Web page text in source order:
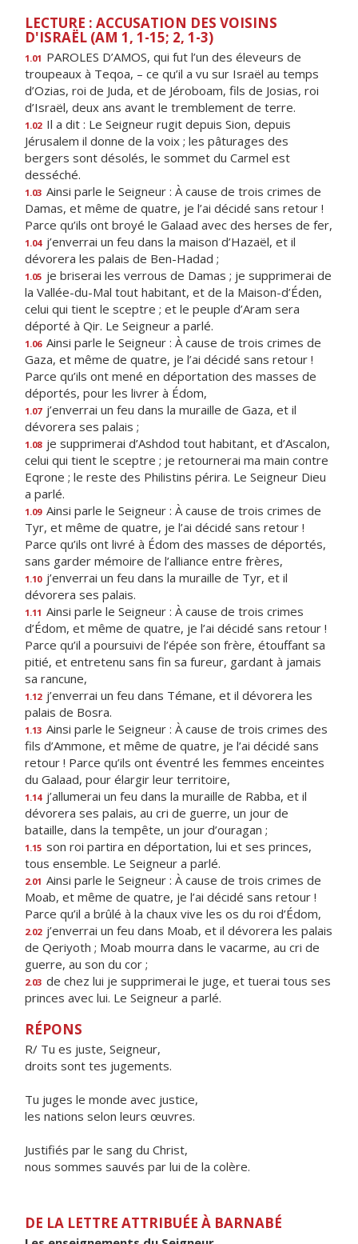
LECTURE : ACCUSATION DES VOISINS
D'ISRAËL (AM 1, 1-15; 2, 1-3)
1.01 PAROLES D’AMOS, qui fut l’un des éleveurs de
troupeaux à Teqoa, – ce qu’il a vu sur Israël au temps
d’Ozias, roi de Juda, et de Jéroboam, fils de Josias, roi
d’Israël, deux ans avant le tremblement de terre.
1.02 Il a dit : Le Seigneur rugit depuis Sion, depuis
Jérusalem il donne de la voix ; les pâturages des
bergers sont désolés, le sommet du Carmel est
desséché.
1.03 Ainsi parle le Seigneur : À cause de trois crimes de
Damas, et même de quatre, je l’ai décidé sans retour !
Parce qu’ils ont broyé le Galaad avec des herses de fer,
1.04 j’enverrai un feu dans la maison d’Hazaël, et il
dévorera les palais de Ben-Hadad ;
1.05 je briserai les verrous de Damas ; je supprimerai de
la Vallée-du-Mal tout habitant, et de la Maison-d’Éden,
celui qui tient le sceptre ; et le peuple d’Aram sera
déporté à Qir. Le Seigneur a parlé.
1.06 Ainsi parle le Seigneur : À cause de trois crimes de
Gaza, et même de quatre, je l’ai décidé sans retour !
Parce qu’ils ont mené en déportation des masses de
déportés, pour les livrer à Édom,
1.07 j’enverrai un feu dans la muraille de Gaza, et il
dévorera ses palais ;
1.08 je supprimerai d’Ashdod tout habitant, et d’Ascalon,
celui qui tient le sceptre ; je retournerai ma main contre
Eqrone ; le reste des Philistins périra. Le Seigneur Dieu
a parlé.
1.09 Ainsi parle le Seigneur : À cause de trois crimes de
Tyr, et même de quatre, je l’ai décidé sans retour !
Parce qu’ils ont livré à Édom des masses de déportés,
sans garder mémoire de l’alliance entre frères,
1.10 j’enverrai un feu dans la muraille de Tyr, et il
dévorera ses palais.
1.11 Ainsi parle le Seigneur : À cause de trois crimes
d’Édom, et même de quatre, je l’ai décidé sans retour !
Parce qu’il a poursuivi de l’épée son frère, étouffant sa
pitié, et entretenu sans fin sa fureur, gardant à jamais
sa rancune,
1.12 j’enverrai un feu dans Témane, et il dévorera les
palais de Bosra.
1.13 Ainsi parle le Seigneur : À cause de trois crimes des
fils d’Ammone, et même de quatre, je l’ai décidé sans
retour ! Parce qu’ils ont éventré les femmes enceintes
du Galaad, pour élargir leur territoire,
1.14 j’allumerai un feu dans la muraille de Rabba, et il
dévorera ses palais, au cri de guerre, un jour de
bataille, dans la tempête, un jour d’ouragan ;
1.15 son roi partira en déportation, lui et ses princes,
tous ensemble. Le Seigneur a parlé.
2.01 Ainsi parle le Seigneur : À cause de trois crimes de
Moab, et même de quatre, je l’ai décidé sans retour !
Parce qu’il a brûlé à la chaux vive les os du roi d’Édom,
2.02 j’enverrai un feu dans Moab, et il dévorera les palais
de Qeriyoth ; Moab mourra dans le vacarme, au cri de
guerre, au son du cor ;
2.03 de chez lui je supprimerai le juge, et tuerai tous ses
princes avec lui. Le Seigneur a parlé.
RÉPONS
R/ Tu es juste, Seigneur,
droits sont tes jugements.
Tu juges le monde avec justice,
les nations selon leurs œuvres.
Justifiés par le sang du Christ,
nous sommes sauvés par lui de la colère.
DE LA LETTRE ATTRIBUÉE À BARNABÉ